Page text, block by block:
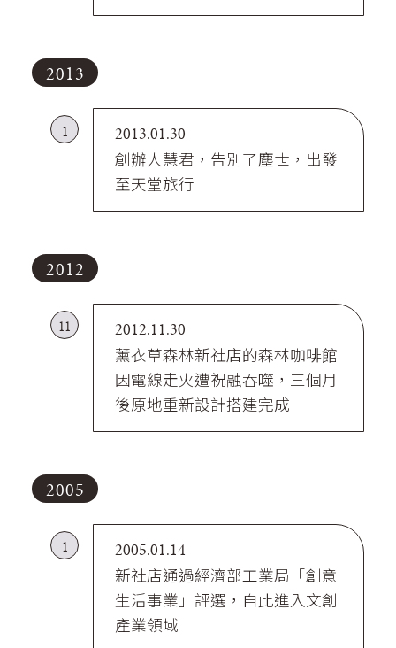
2013
1
2013.01.30
創辦人慧君，告別了塵世，出發
至天堂旅行
2012
11
2012.11.30
薰衣草森林新社店的森林咖啡館
因電線走火遭祝融吞噬，三個月
後原地重新設計搭建完成
2005
1
2005.01.14
新社店通過經濟部工業局「創意
生活事業」評選，自此進入文創
產業領域